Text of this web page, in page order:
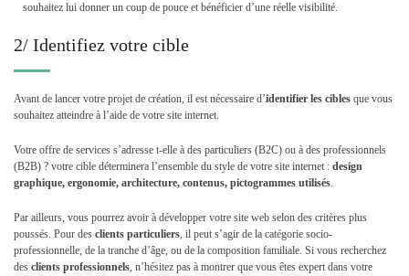
souhaitez lui donner un coup de pouce et bénéficier d’une réelle visibilité.
2/ Identifiez votre cible
Avant de lancer votre projet de création, il est nécessaire d’identifier les cibles que vous
souhaitez atteindre à l’aide de votre site internet.
Votre offre de services s’adresse t-elle à des particuliers (B2C) ou à des professionnels
(B2B) ? votre cible déterminera l’ensemble du style de votre site internet : design
graphique, ergonomie, architecture, contenus, pictogrammes utilisés.
Par ailleurs, vous pourrez avoir à développer votre site web selon des critères plus
poussés. Pour des clients particuliers, il peut s’agir de la catégorie socio-
professionnelle, de la tranche d’âge, ou de la composition familiale. Si vous recherchez
des clients professionnels, n’hésitez pas à montrer que vous êtes expert dans votre